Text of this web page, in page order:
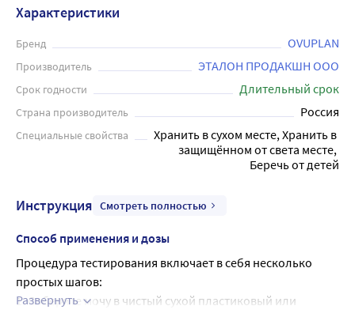
Характеристики
Бренд OVUPLAN
Производитель ЭТАЛОН ПРОДАКШН ООО
Срок годности Длительный срок
Страна производитель Россия
Специальные свойства
Хранить в сухом месте, Хранить в
защищённом от света месте,
Беречь от детей
Инструкция Смотреть полностью
Способ применения и дозы
Процедура тестирования включает в себя несколько
простых шагов:
1. Соберите мочу в чистый сухой пластиковый или
Развернуть